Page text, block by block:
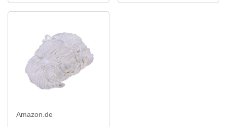
Gummiseile, Hüftgurt,
Amazon.de